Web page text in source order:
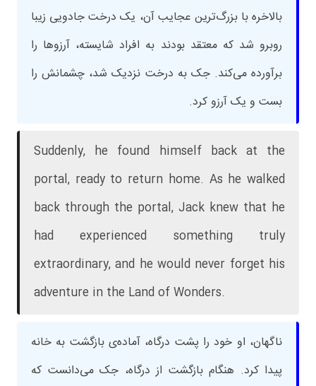
بالاخره با بزرگ‌ترین عجایب آن، یک درخت جادویی زیبا
روبرو شد که معتقد بودند به افراد شایسته، آرزوها را
برآورده می‌کند. جک به درخت نزدیک شد، چشمانش را
بست و یک آرزو کرد.
Suddenly, he found himself back at the
portal, ready to return home. As he walked
back through the portal, Jack knew that he
had experienced something truly
extraordinary, and he would never forget his
adventure in the Land of Wonders.
ناگهان، او خود را پشت درگاه، آماده‌ی بازگشت به خانه
پیدا کرد. هنگام بازگشت از درگاه، جک می‌دانست که